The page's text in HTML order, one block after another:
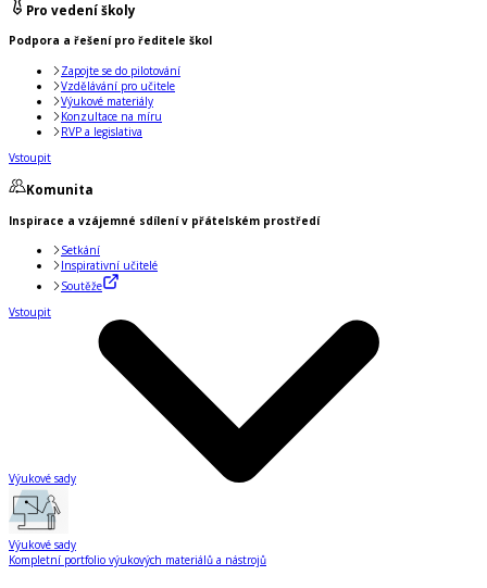
Pro vedení školy
Podpora a řešení pro ředitele škol
Zapojte se do pilotování
Vzdělávání pro učitele
Výukové materiály
Konzultace na míru
RVP a legislativa
Vstoupit
Komunita
Inspirace a vzájemné sdílení v přátelském prostředí
Setkání
Inspirativní učitelé
Soutěže
Vstoupit
Výukové sady
Výukové sady
Kompletní portfolio výukových materiálů a nástrojů